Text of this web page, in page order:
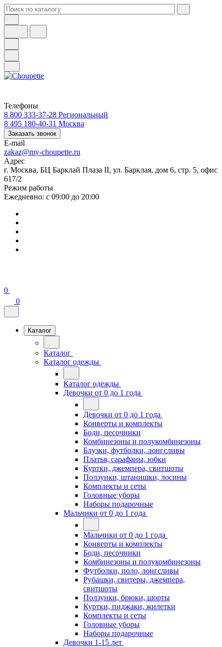
Телефоны
8 800 333-37-28 Региональный
8 495 180-40-31 Москва
Заказать звонок
E-mail
zakaz@my-choupette.ru
Адрес
г. Москва, БЦ Барклай Плаза II, ул. Барклая, дом 6, стр. 5, офис
617/2
Режим работы
Ежедневно: с 09:00 до 20:00
0
0
Каталог
Каталог
Каталог одежды
Каталог одежды
Девочки от 0 до 1 года
Девочки от 0 до 1 года
Конверты и комплекты
Боди, песочники
Комбинезоны и полукомбинезоны
Блузки, футболки, лонгсливы
Платья, сарафаны, юбки
Куртки, джемпера, свитшоты
Ползунки, штанишки, лосины
Комплекты и сеты
Головные уборы
Наборы подарочные
Мальчики от 0 до 1 года
Мальчики от 0 до 1 года
Конверты и комплекты
Боди, песочники
Комбинезоны и полукомбинезоны
Футболки, поло, лонгсливы
Рубашки, свитеры, джемпера,
свитшоты
Ползунки, брюки, шорты
Куртки, пиджаки, жилетки
Комплекты и сеты
Головные уборы
Наборы подарочные
Девочки 1-15 лет